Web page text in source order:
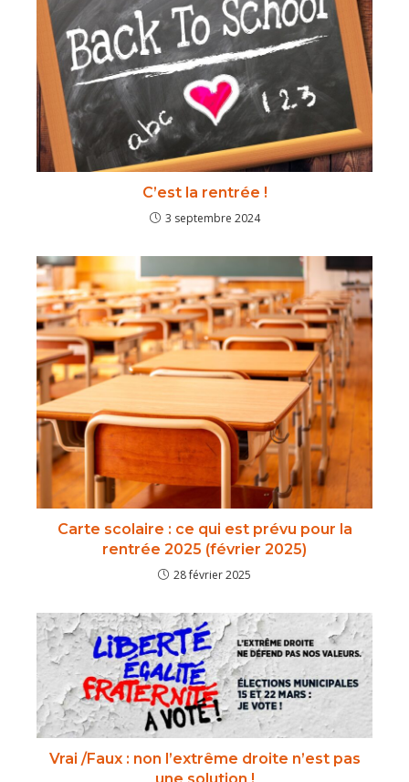
C’est la rentrée !
3 septembre 2024
Carte scolaire : ce qui est prévu pour la
rentrée 2025 (février 2025)
28 février 2025
Vrai /Faux : non l’extrême droite n’est pas
une solution !